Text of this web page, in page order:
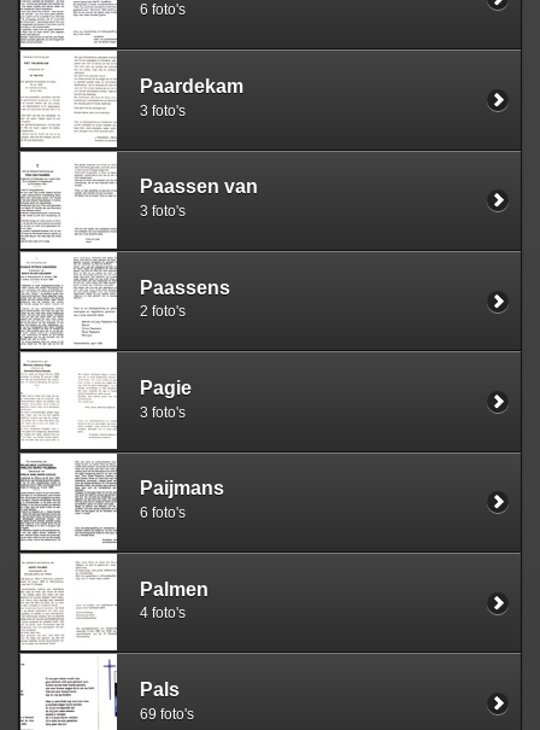
6 foto's
Paardekam
3 foto's
Paassen van
3 foto's
Paassens
2 foto's
Pagie
3 foto's
Paijmans
6 foto's
Palmen
4 foto's
Pals
69 foto's